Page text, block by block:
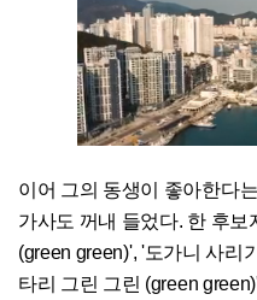
이어 그의 동생이 좋아한다
가사도 꺼내 들었다. 한 후
(green green)', '도가니 사리
타리 그린 그린 (green